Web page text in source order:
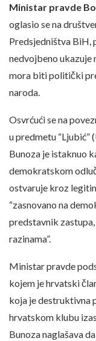
Ministar pravde
oglasio se na
Predsjedništva BiH,
nedvojbeno ukazuje
mora biti politički
naroda.
Osvrćući se na
u predmetu
Bunoza je istaknuo
demokratskom
ostvaruje kroz
“zasnovano na
predstavnik
razinama”.
Ministar pravde
kojem je hrvatski
koja je destruktivna
hrvatskom klubu
Bunoza naglašava